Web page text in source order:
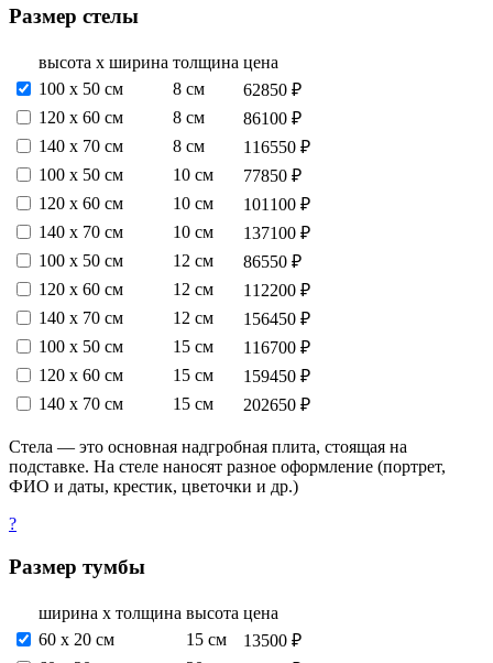
Размер стелы
высота х ширина толщина цена
100 х 50 см
8 см
62850 ₽
120 х 60 см
8 см
86100 ₽
140 х 70 см
8 см
116550 ₽
100 х 50 см
10 см
77850 ₽
120 х 60 см
10 см
101100 ₽
140 х 70 см
10 см
137100 ₽
100 х 50 см
12 см
86550 ₽
120 х 60 см
12 см
112200 ₽
140 х 70 см
12 см
156450 ₽
100 х 50 см
15 см
116700 ₽
120 х 60 см
15 см
159450 ₽
140 х 70 см
15 см 202650 ₽
Стела — это основная надгробная плита, стоящая на
подставке. На стеле наносят разное оформление (портрет,
ФИО и даты, крестик, цветочки и др.)
?
Размер тумбы
ширина х толщина высота цена
60 х 20 см
15 см
13500 ₽